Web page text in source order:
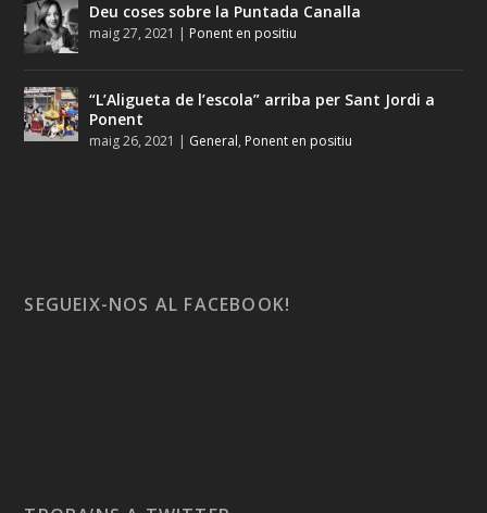
Deu coses sobre la Puntada Canalla
maig 27, 2021 | Ponent en positiu
“L’Aligueta de l’escola” arriba per Sant Jordi a
Ponent
maig 26, 2021 | General, Ponent en positiu
SEGUEIX-NOS AL FACEBOOK!